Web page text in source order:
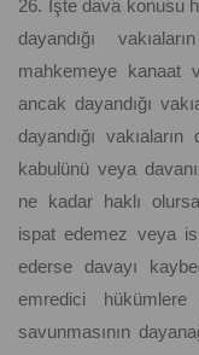
26. İşte dava konusu
dayandığı
mahkemeye kanaat
ancak dayandığı
dayandığı
kabulünü veya
ne kadar haklı olursa
ispat edemez veya
ederse davayı
emredici
savunmasının